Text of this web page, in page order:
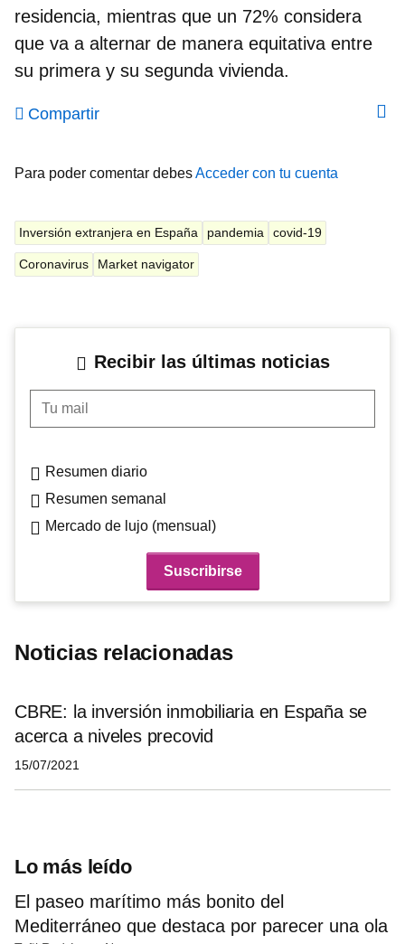
residencia, mientras que un 72% considera
que va a alternar de manera equitativa entre
su primera y su segunda vivienda.
Compartir
Para poder comentar debesAcceder con tu cuenta
Inversión extranjera en España pandemia covid-19
Coronavirus Market navigator
Recibir las últimas noticias
Tu mail
Resumen diario
Resumen semanal
Mercado de lujo (mensual)
Noticias relacionadas
CBRE: la inversión inmobiliaria en España se
acerca a niveles precovid
15/07/2021
Lo más leído
El paseo marítimo más bonito del
Mediterráneo que destaca por parecer una ola